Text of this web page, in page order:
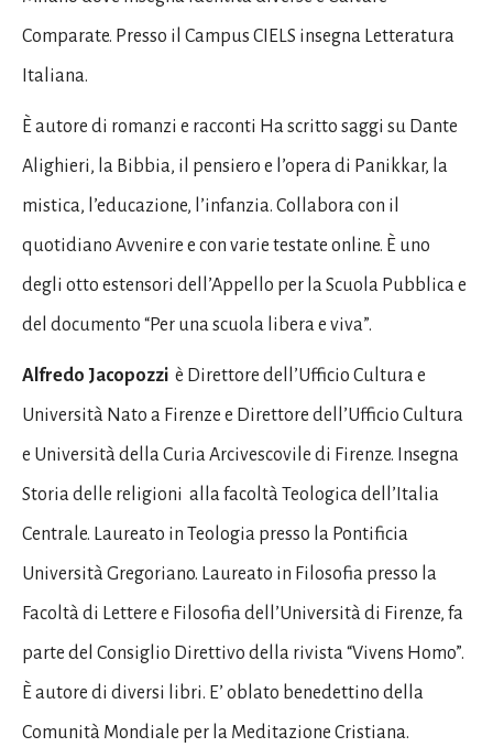
Comparate. Presso il Campus CIELS insegna Letteratura
Italiana.
È autore di romanzi e racconti Ha scritto saggi su Dante
Alighieri, la Bibbia, il pensiero e l’opera di Panikkar, la
mistica, l’educazione, l’infanzia. Collabora con il
quotidiano Avvenire e con varie testate online. È uno
degli otto estensori dell’Appello per la Scuola Pubblica e
del documento “Per una scuola libera e viva”.
Alfredo Jacopozzi è Direttore dell’Ufficio Cultura e
Università Nato a Firenze e Direttore dell’Ufficio Cultura
e Università della Curia Arcivescovile di Firenze. Insegna
Storia delle religioni alla facoltà Teologica dell’Italia
Centrale. Laureato in Teologia presso la Pontificia
Università Gregoriano. Laureato in Filosofia presso la
Facoltà di Lettere e Filosofia dell’Università di Firenze, fa
parte del Consiglio Direttivo della rivista “Vivens Homo”.
È autore di diversi libri. E’ oblato benedettino della
Comunità Mondiale per la Meditazione Cristiana.